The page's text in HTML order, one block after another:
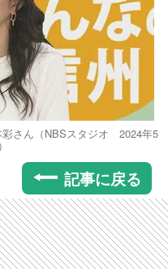
さん（NBSスタジオ 2024年5
記事に戻る